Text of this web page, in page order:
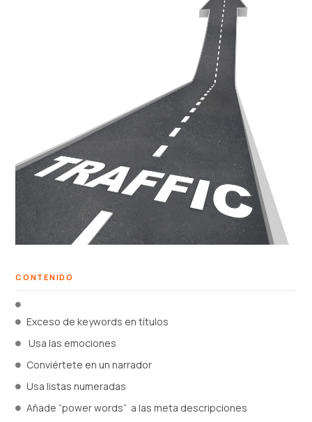
CONTENIDO
Exceso de keywords en títulos
Usa las emociones
Conviértete en un narrador
Usa listas numeradas
Añade “power words” a las meta descripciones